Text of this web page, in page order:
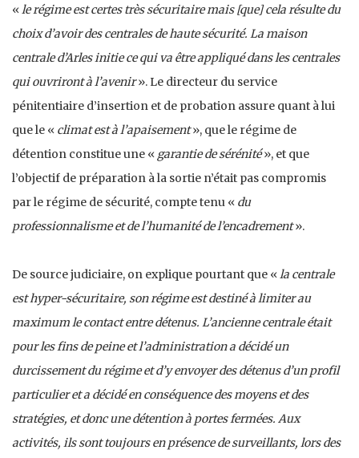
« le régime est certes très sécuritaire mais [que] cela résulte du
choix d’avoir des centrales de haute sécurité. La maison
centrale d’Arles initie ce qui va être appliqué dans les centrales
qui ouvriront à l’avenir». Le directeur du service
pénitentiaire d’insertion et de probation assure quant à lui
que le « climat est à l’apaisement», que le régime de
détention constitue une « garantie de sérénité», et que
l’objectif de préparation à la sortie n’était pas compromis
par le régime de sécurité, compte tenu « du
professionnalisme et de l’humanité de l’encadrement».
De source judiciaire, on explique pourtant que « la centrale
est hyper-sécuritaire, son régime est destiné à limiter au
maximum le contact entre détenus. L’ancienne centrale était
pour les fins de peine et l’administration a décidé un
durcissement du régime et d’y envoyer des détenus d’un profil
particulier et a décidé en conséquence des moyens et des
stratégies, et donc une détention à portes fermées. Aux
activités, ils sont toujours en présence de surveillants, lors des